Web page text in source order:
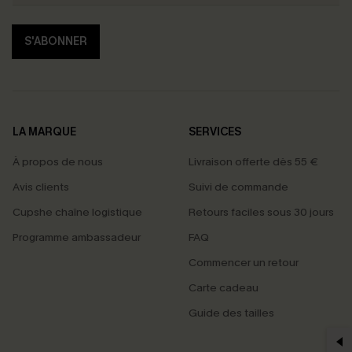
S'ABONNER
LA MARQUE
À propos de nous
Avis clients
Cupshe chaîne logistique
Programme ambassadeur
SERVICES
Livraison offerte dès 55 €
Suivi de commande
Retours faciles sous 30 jours
FAQ
Commencer un retour
Carte cadeau
Guide des tailles
PROFITEZ DE -15%